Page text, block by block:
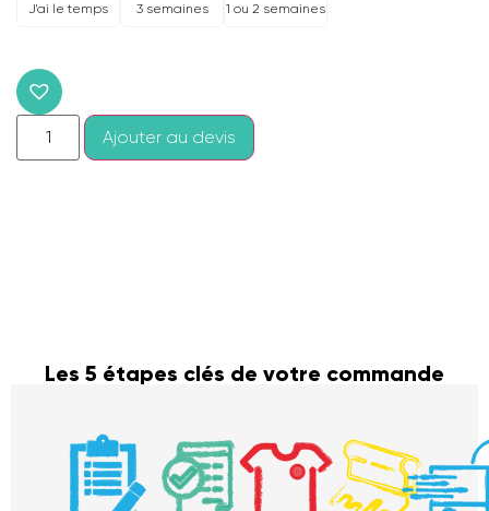
J'ai le temps 3 semaines 1 ou 2 semaines
Ajouter au devis
Les 5 étapes clés de votre commande